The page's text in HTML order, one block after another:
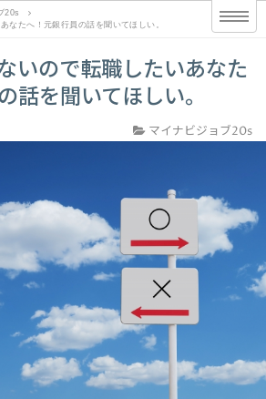
20s
なたへ！元銀行員の話を聞いてほしい。
いので転職したいあなた
話を聞いてほしい。
マイナビジョブ20s